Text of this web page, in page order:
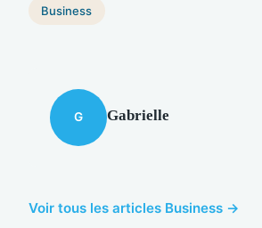
Business
G Gabrielle
Voir tous les articles Business →